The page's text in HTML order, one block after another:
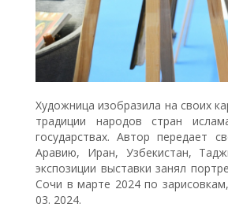
Художница изобразила на своих
традиции народов стран
государствах. Автор передает
Аравию, Иран, Узбекистан,
экспозиции выставки занял
Сочи в марте 2024 по
03. 2024.